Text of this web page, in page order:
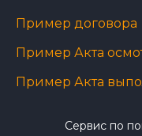
Пример договора
Пример Акта
Пример Акта
Сервис по